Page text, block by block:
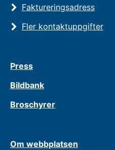
Faktureringsadress
Fler kontaktuppgifter
Press
Bildbank
Broschyrer
Om webbplatsen